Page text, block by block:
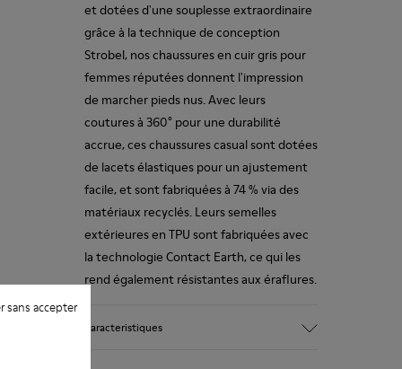
sans accepter
et dotées d'une souplesse extraordinaire
grâce à la technique de conception
Strobel, nos chaussures en cuir gris pour
femmes réputées donnent l'impression
de marcher pieds nus. Avec leurs
coutures à 360° pour une durabilité
accrue, ces chaussures casual sont dotées
de lacets élastiques pour un ajustement
facile, et sont fabriquées à 74 % via des
matériaux recyclés. Leurs semelles
extérieures en TPU sont fabriquées avec
la technologie Contact Earth, ce qui les
rend également résistantes aux éraflures.
Caracteristiques